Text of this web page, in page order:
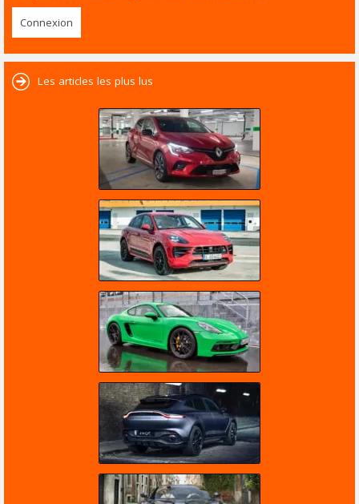
Les articles les plus lus